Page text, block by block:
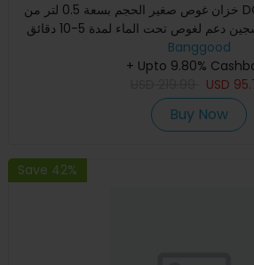
خزان غوص صغير الحجم بسعة 0.5 لتر من DCCMS للغوص الترفيهي
دعم لغوص تحت الماء لمدة 5-10 دقائق
Banggood
+ Upto 9.80%
USD
Buy Now
Save 42%